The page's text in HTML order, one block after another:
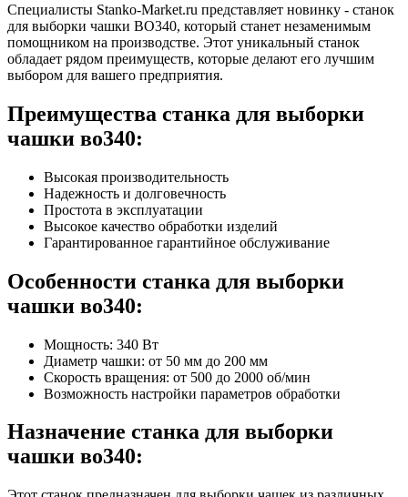
Специалисты Stanko-Market.ru представляет новинку - станок
для выборки чашки ВО340, который станет незаменимым
помощником на производстве. Этот уникальный станок
обладает рядом преимуществ, которые делают его лучшим
выбором для вашего предприятия.
Преимущества станка для выборки
чашки во340:
Высокая производительность
Надежность и долговечность
Простота в эксплуатации
Высокое качество обработки изделий
Гарантированное гарантийное обслуживание
Особенности станка для выборки
чашки во340:
Мощность: 340 Вт
Диаметр чашки: от 50 мм до 200 мм
Скорость вращения: от 500 до 2000 об/мин
Возможность настройки параметров обработки
Назначение станка для выборки
чашки во340: